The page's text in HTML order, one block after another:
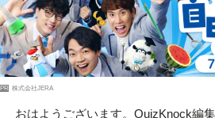
PR 株式会社JERA
おはようございます。QuizKnock編集